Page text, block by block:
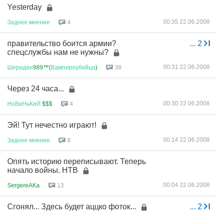
Yesterday
Заднее мнение 4 00:35 22.06.2008
... 2
правительство боится армии?
спецслужбы нам не нужны?
Шеридан989™(Вампироубийца) 38 00:31 22.06.2008
Через 24 часа...
НоВеНьКиЙ $$$ 4 00:30 22.06.2008
Эй! Тут нечестно играют!
Заднее мнение 8 00:14 22.06.2008
Опять историю переписывают. Теперь
начало войны. НТВ
SergereAKa 13 00:04 22.06.2008
... 2
Сгонял... Здесь будет аццко фоток...